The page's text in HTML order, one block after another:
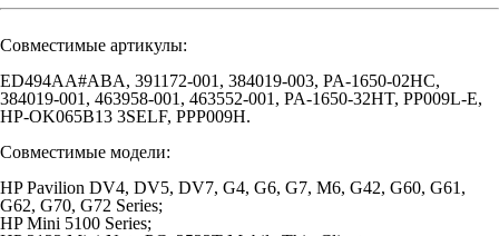
Совместимые артикулы:
ED494AA#ABA, 391172-001, 384019-003, PA-1650-02HC,
384019-001, 463958-001, 463552-001, PA-1650-32HT, PP009L-E,
HP-OK065B13 3SELF, PPP009H.
Совместимые модели:
HP Pavilion DV4, DV5, DV7, G4, G6, G7, M6, G42, G60, G61,
G62, G70, G72 Series;
HP Mini 5100 Series;